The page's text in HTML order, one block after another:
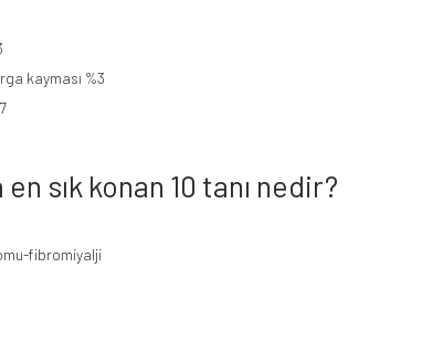
kayması %3
en sık konan 10 tanı nedir?
fibromiyalji